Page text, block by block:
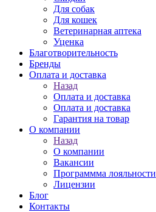
Для собак
Для кошек
Ветеринарная аптека
Уценка
Благотворительность
Бренды
Оплата и доставка
Назад
Оплата и доставка
Оплата и доставка
Гарантия на товар
О компании
Назад
О компании
Вакансии
Программма лояльности
Лицензии
Блог
Контакты